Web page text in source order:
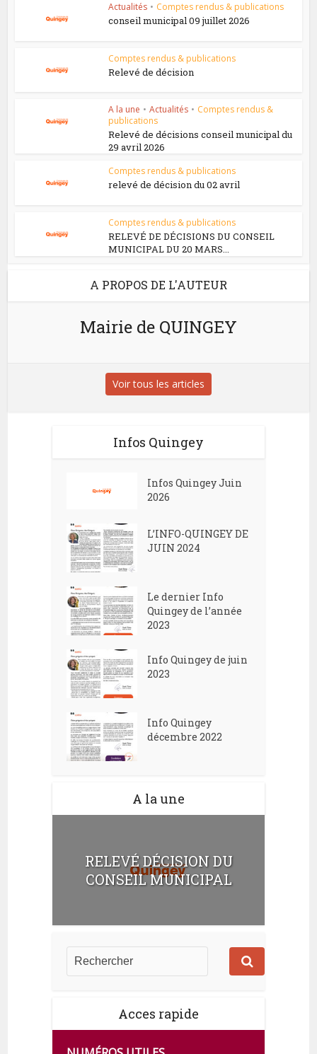
Actualités • Comptes rendus & publications
conseil municipal 09 juillet 2026
Comptes rendus & publications
Relevé de décision
A la une • Actualités • Comptes rendus &
publications
Relevé de décisions conseil municipal du
29 avril 2026
Comptes rendus & publications
relevé de décision du 02 avril
Comptes rendus & publications
RELEVÉ DE DÉCISIONS DU CONSEIL
MUNICIPAL DU 20 MARS...
A PROPOS DE L'AUTEUR
Mairie de QUINGEY
Voir tous les articles
Infos Quingey
Infos Quingey Juin
2026
L’INFO-QUINGEY DE
JUIN 2024
Le dernier Info
Quingey de l’année
2023
Info Quingey de juin
2023
Info Quingey
décembre 2022
A la une
RELEVÉ DÉCISION DU
CONSEIL MUNICIPAL
Acces rapide